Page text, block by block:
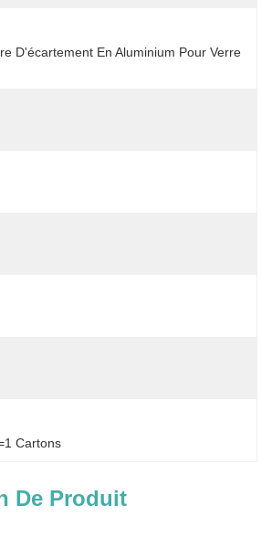
D'écartement En Aluminium Pour Verre
Cartons
De Produit